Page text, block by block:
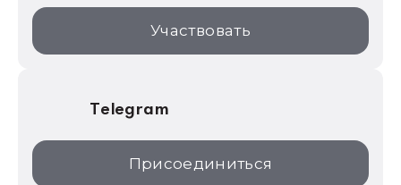
1С:Торговая площадка
Участвовать
Telegram
Присоединиться